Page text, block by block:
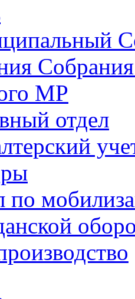
МР
отдел
по